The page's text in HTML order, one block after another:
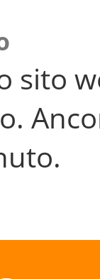
sito